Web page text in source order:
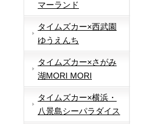
マーランド
タイムズカー×西武園
ゆうえんち
タイムズカー×さがみ
湖MORI MORI
タイムズカー×横浜・
八景島シーパラダイス